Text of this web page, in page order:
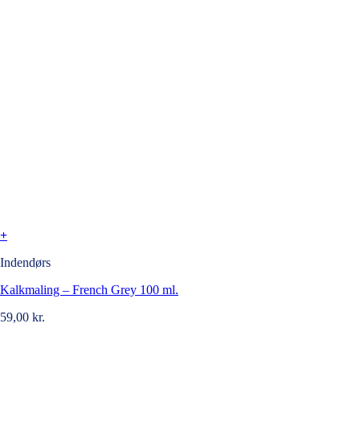
+
Indendørs
Kalkmaling – French Grey 100 ml.
59,00 kr.